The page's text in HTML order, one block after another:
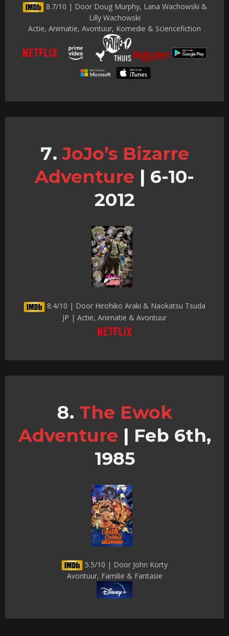
8.7/10 | Door Doug Murphy, Lana Wachowski &
Lilly Wachowski
Actie, Animatie, Avontuur, Komedie & Sciencefiction
JoJo’s Bizarre
Adventure | 6-10-
2012
8.4/10 | Door Hirohiko Araki & Naokatsu Tsuda
JP | Actie, Animatie & Avontuur
The Ewok
Adventure | Feb 6th,
1985
5.5/10 | Door John Korty
Avontuur, Familie & Fantasie